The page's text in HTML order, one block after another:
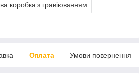
коробка з гравіюванням
Оплата Умови повернення